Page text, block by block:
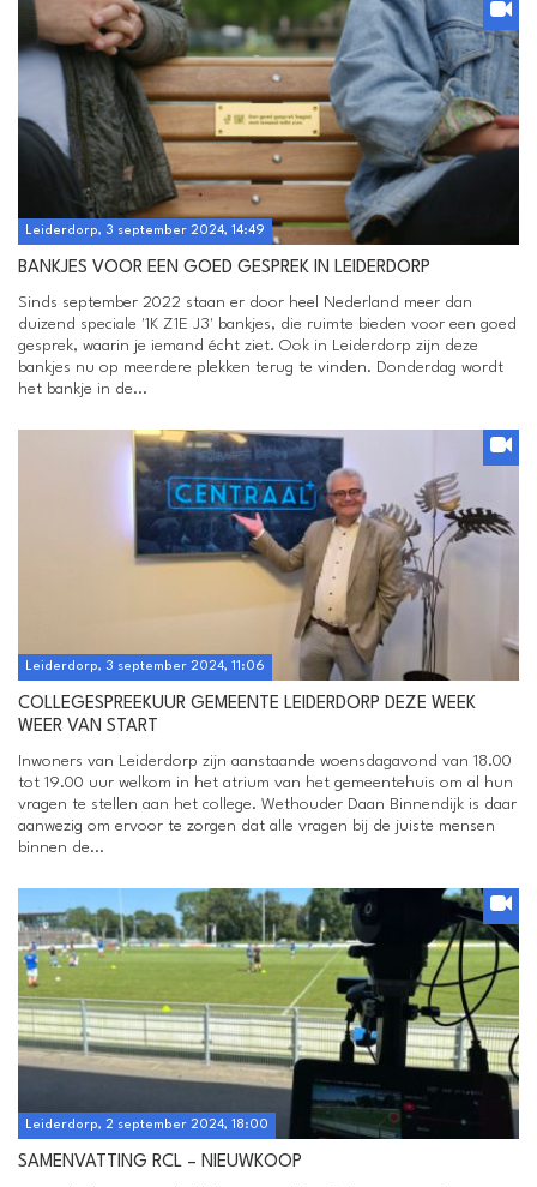
Leiderdorp, 3 september 2024, 14:49
BANKJES VOOR EEN GOED GESPREK IN LEIDERDORP
Sinds september 2022 staan er door heel Nederland meer dan
duizend speciale '1K Z1E J3' bankjes, die ruimte bieden voor een goed
gesprek, waarin je iemand écht ziet. Ook in Leiderdorp zijn deze
bankjes nu op meerdere plekken terug te vinden. Donderdag wordt
het bankje in de...
Leiderdorp, 3 september 2024, 11:06
COLLEGESPREEKUUR GEMEENTE LEIDERDORP DEZE WEEK
WEER VAN START
Inwoners van Leiderdorp zijn aanstaande woensdagavond van 18.00
tot 19.00 uur welkom in het atrium van het gemeentehuis om al hun
vragen te stellen aan het college. Wethouder Daan Binnendijk is daar
aanwezig om ervoor te zorgen dat alle vragen bij de juiste mensen
binnen de...
Leiderdorp, 2 september 2024, 18:00
SAMENVATTING RCL – NIEUWKOOP